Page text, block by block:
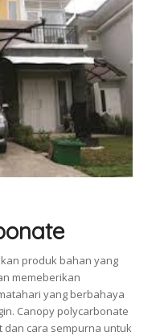
produk bahan yang
memeberikan
yang berbahaya
Canopy polycarbonate
dan cara sempurna untuk